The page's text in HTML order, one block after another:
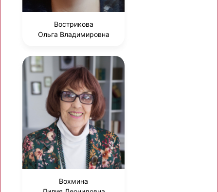
Вострикова
Ольга Владимировна
Вохмина